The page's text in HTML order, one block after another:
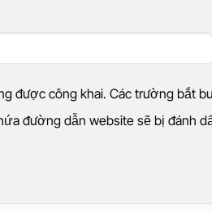
được công khai. Các trường bắt
đường dẫn website sẽ bị đánh